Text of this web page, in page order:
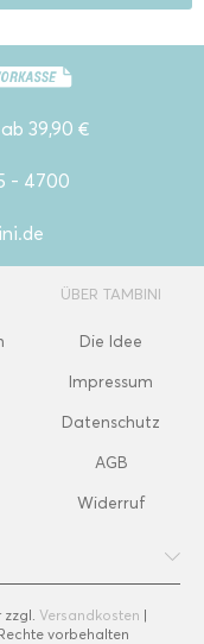
39,90 €
- 4700
ÜBER TAMBINI
Die Idee
Impressum
Datenschutz
AGB
Widerruf
zzgl. Versandkosten |
vorbehalten